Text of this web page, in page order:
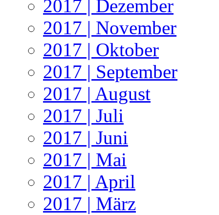
2017 | Dezember
2017 | November
2017 | Oktober
2017 | September
2017 | August
2017 | Juli
2017 | Juni
2017 | Mai
2017 | April
2017 | März